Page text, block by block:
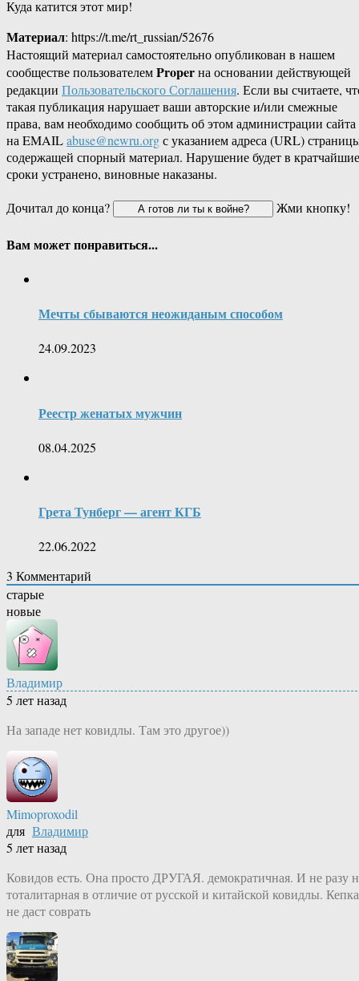
Куда катится этот мир!
Материал: https://t.me/rt_russian/52676
Настоящий материал самостоятельно опубликован в нашем
сообществе пользователемProperна основании действующей
редакции Пользовательского Соглашения. Если вы считаете,
такая публикация нарушает ваши авторские и/или смежные
права, вам необходимо сообщить об этом администрации сайта
на EMAILabuse@newru.orgс указанием адреса (URL)
содержащей спорный материал. Нарушение будет в кратчайшие
сроки устранено, виновные наказаны.
Дочитал до конца?
Жми кнопку!
Вам может понравиться...
Мечты сбываются неожиданым способом
24.09.2023
Реестр женатых мужчин
08.04.2025
Грета Тунберг — агент КГБ
22.06.2022
3 Комментарий
старые
новые
Владимир
5 лет назад
На западе нет ковидлы. Там это другое))
Mimoproxodil
для Владимир
5 лет назад
Ковидов есть. Она просто ДРУГАЯ. демократичная. И не разу
тоталитарная в отличие от русской и китайской ковидлы. Кепка
не даст соврать